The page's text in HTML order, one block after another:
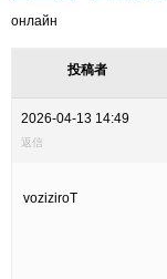
онлайн
投稿者
2026-04-13 14:49
返信
voziziroT